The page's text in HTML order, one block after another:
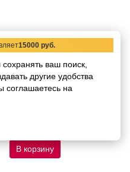
Керамогранит
Quercus Naturale
В корзину
15000 руб.
ваш поиск,
другие удобства
соглашаетесь на